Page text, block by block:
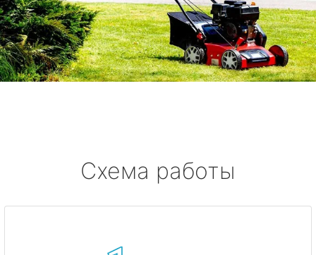
Схема работы